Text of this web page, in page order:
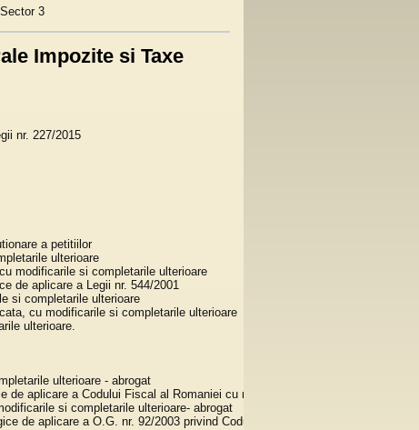
3
Impozite si Taxe
nr. 227/2015
a petitiilor
ulterioare
modificarile si completarile ulterioare
de aplicare a Legii nr. 544/2001
si completarile ulterioare
cu modificarile si completarile ulterioare
ulterioare.
ulterioare - abrogat
de aplicare a Codului Fiscal al Romaniei cu modificarile si completarile
si completarile ulterioare- abrogat
de aplicare a O.G. nr. 92/2003 privind Codul de procedura fiscala cu